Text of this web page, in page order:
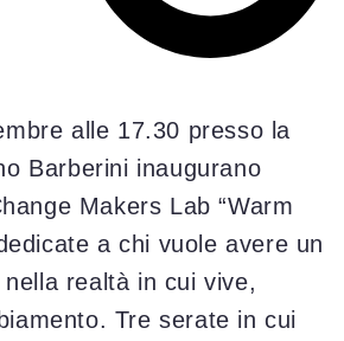
alle 17.30 presso la
Barberini inaugurano
Makers Lab “Warm
a chi vuole avere un
realtà in cui vive,
Tre serate in cui